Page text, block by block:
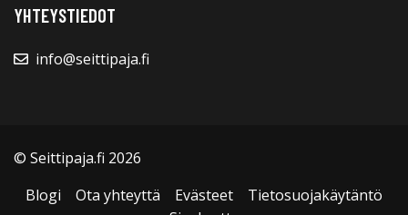
YHTEYSTIEDOT
info@seittipaja.fi
© Seittipaja.fi 2026
Blogi
Ota yhteyttä Evästeet
Tietosuojakäytäntö